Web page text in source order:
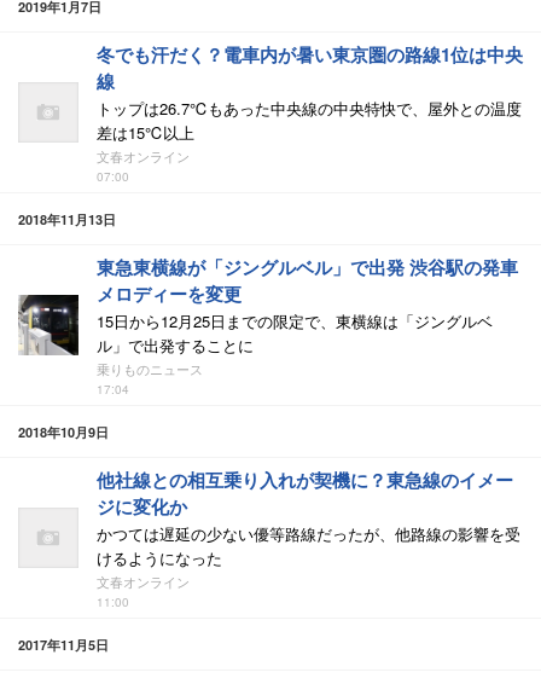
2019年1月7日
冬でも汗だく？電車内が暑い東京圏の路線1位は中央
線
トップは26.7℃もあった中央線の中央特快で、屋外との温度
差は15℃以上
文春オンライン
07:00
2018年11月13日
東急東横線が「ジングルベル」で出発 渋谷駅の発車
メロディーを変更
15日から12月25日までの限定で、東横線は「ジングルベ
ル」で出発することに
乗りものニュース
17:04
2018年10月9日
他社線との相互乗り入れが契機に？東急線のイメー
ジに変化か
かつては遅延の少ない優等路線だったが、他路線の影響を受
けるようになった
文春オンライン
11:00
2017年11月5日